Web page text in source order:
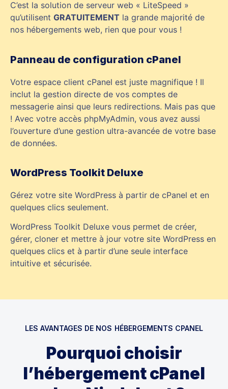
C’est la solution de serveur web « LiteSpeed »
qu’utilisent GRATUITEMENT la grande majorité de
nos hébergements web, rien que pour vous !
Panneau de configuration cPanel
Votre espace client cPanel est juste magnifique ! Il
inclut la gestion directe de vos comptes de
messagerie ainsi que leurs redirections. Mais pas que
! Avec votre accès phpMyAdmin, vous avez aussi
l’ouverture d’une gestion ultra-avancée de votre base
de données.
WordPress Toolkit Deluxe
Gérez votre site WordPress à partir de cPanel et en
quelques clics seulement.
WordPress Toolkit Deluxe vous permet de créer,
gérer, cloner et mettre à jour votre site WordPress en
quelques clics et à partir d’une seule interface
intuitive et sécurisée.
LES AVANTAGES DE NOS HÉBERGEMENTS CPANEL
Pourquoi choisir
l’hébergement cPanel